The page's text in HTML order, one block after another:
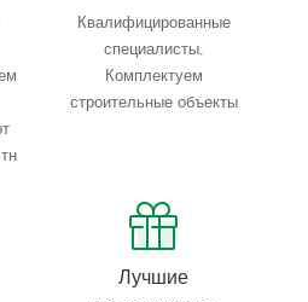
Квалифицированные
специалисты.
Комплектуем
строительные объекты
Лучшие